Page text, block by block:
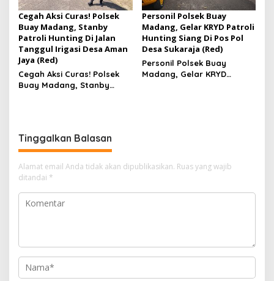
Cegah Aksi Curas! Polsek
Buay Madang, Stanby
Patroli Hunting Di Jalan
Tanggul Irigasi Desa Aman
Jaya (Red)
Cegah Aksi Curas! Polsek
Buay Madang, Stanby
Personil Polsek Buay
Madang, Gelar KRYD Patroli
Hunting Siang Di Pos Pol
Desa Sukaraja (Red)
Personil Polsek Buay
Madang, Gelar KRYD
Tinggalkan Balasan
Alamat email Anda tidak akan dipublikasikan. Ruas yang wajib
ditandai *